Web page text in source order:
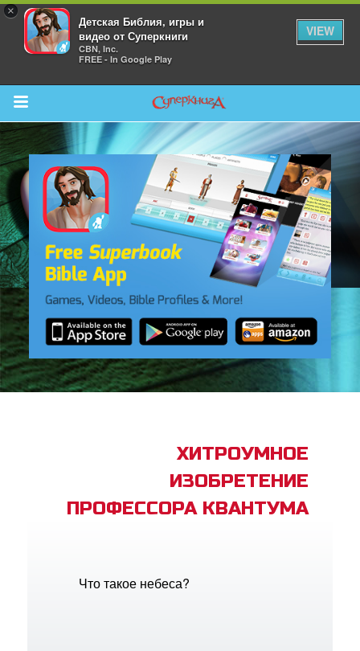
×
Детская Библия, игры и
видео от Суперкниги
CBN, Inc.
FREE - In Google Play
VIEW
Return to Content
Bible App
ХИТРОУМНОЕ
ИЗОБРЕТЕНИЕ
ПРОФЕССОРА КВАНТУМА
Что такое небеса?